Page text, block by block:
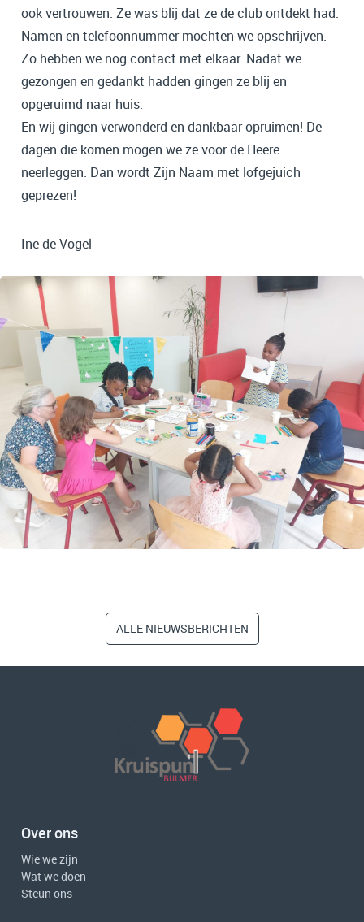
ook vertrouwen. Ze was blij dat ze de club ontdekt had.
Namen en telefoonnummer mochten we opschrijven.
Zo hebben we nog contact met elkaar. Nadat we
gezongen en gedankt hadden gingen ze blij en
opgeruimd naar huis.
En wij gingen verwonderd en dankbaar opruimen! De
dagen die komen mogen we ze voor de Heere
neerleggen. Dan wordt Zijn Naam met lofgejuich
geprezen!
Ine de Vogel
ALLE NIEUWSBERICHTEN
Over ons
Wie we zijn
Wat we doen
Steun ons